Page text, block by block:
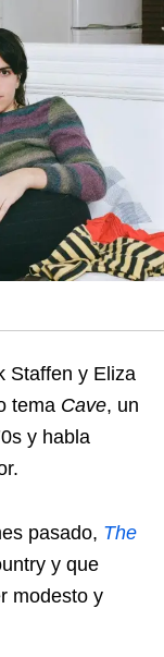
Staffen y Eliza
tema Cave, un
y habla
pasado, The
y que
modesto y